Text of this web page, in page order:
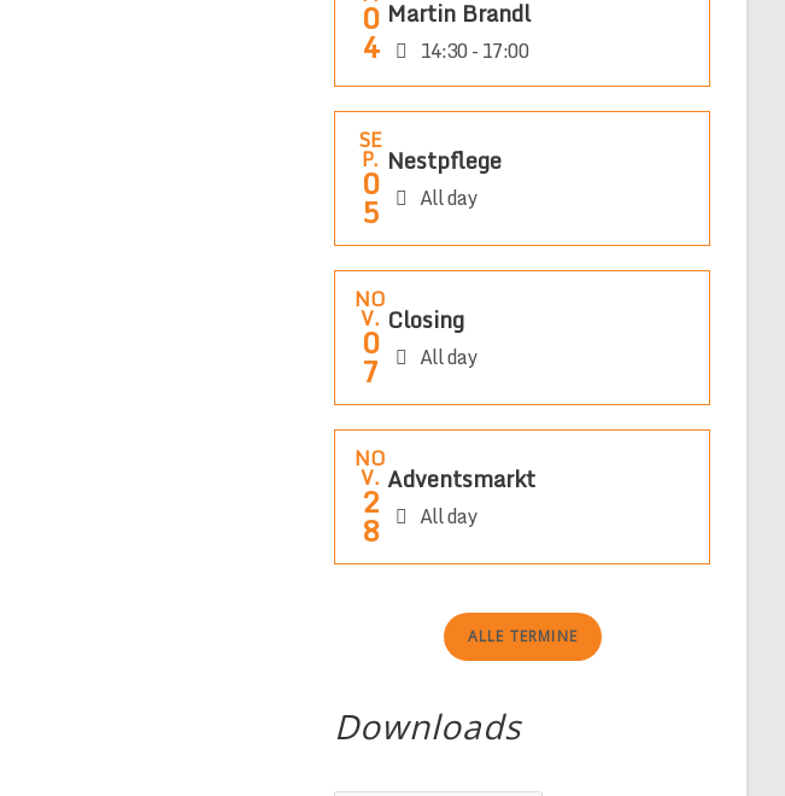
0
4
Martin Brandl
14:30 - 17:00
SE
P.
0
5
Nestpflege
All day
NO
V.
0
7
Closing
All day
NO
V.
2
8
Adventsmarkt
All day
ALLE TERMINE
Downloads